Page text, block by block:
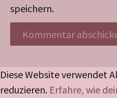
speichern.
Diese Website verwendet
reduzieren. Erfahre, wie